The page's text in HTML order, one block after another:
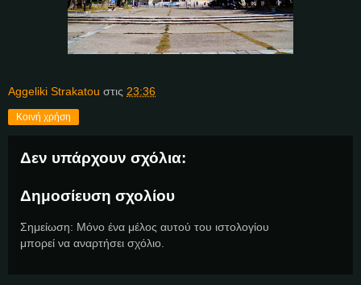
Aggeliki Strakatou στις 23:36
Κοινή χρήση
Δεν υπάρχουν σχόλια:
Δημοσίευση σχολίου
Σημείωση: Μόνο ένα μέλος αυτού του ιστολογίου
μπορεί να αναρτήσει σχόλιο.